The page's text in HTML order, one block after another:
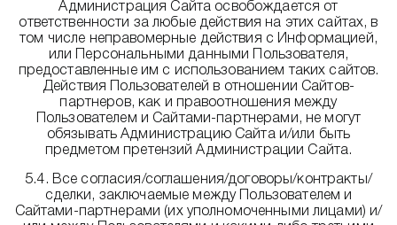
Администрация Сайта освобождается от
ответственности за любые действия на этих сайтах, в
том числе неправомерные действия с Информацией,
или Персональными данными Пользователя,
предоставленные им с использованием таких сайтов.
Действия Пользователей в отношении Сайтов-
партнеров, как и правоотношения между
Пользователем и Сайтами-партнерами, не могут
обязывать Администрацию Сайта и/или быть
предметом претензий Администрации Сайта.
5.4. Все согласия/соглашения/договоры/контракты/
сделки, заключаемые между Пользователем и
Сайтами-партнерами (их уполномоченными лицами) и/